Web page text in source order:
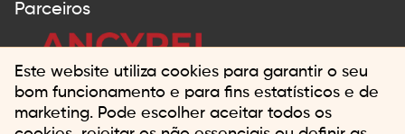
Parceiros
Este website utiliza cookies para garantir o seu
bom funcionamento e para fins estatísticos e de
marketing. Pode escolher aceitar todos os